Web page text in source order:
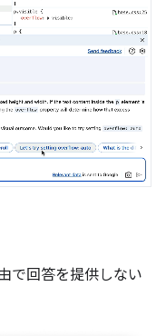
で回答を提供しない